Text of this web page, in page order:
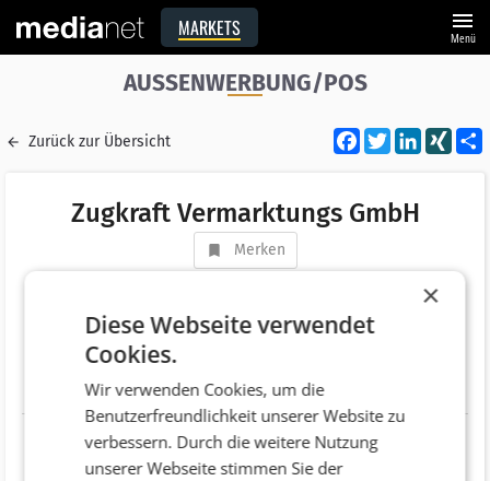
MARKETS menu
Menü
AUSSENWERBUNG/POS
Zurück zur Übersicht Facebook
Twitter XING
Zugkraft Vermarktungs GmbH
Merken
AT 1120 Wien
Telefonnummer +43 (676) 332 11 06
Website http://www.zugkraft.at
×
Diese Webseite verwendet
Cookies.
Wir verwenden Cookies, um die
Benutzerfreundlichkeit unserer Website zu
verbessern. Durch die weitere Nutzung
unserer Webseite stimmen Sie der